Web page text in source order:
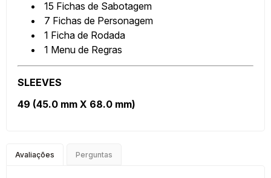
15 Fichas de Sabotagem
7 Fichas de Personagem
1 Ficha de Rodada
1 Menu de Regras
SLEEVES
49 (45.0 mm X 68.0 mm)
Avaliações Perguntas